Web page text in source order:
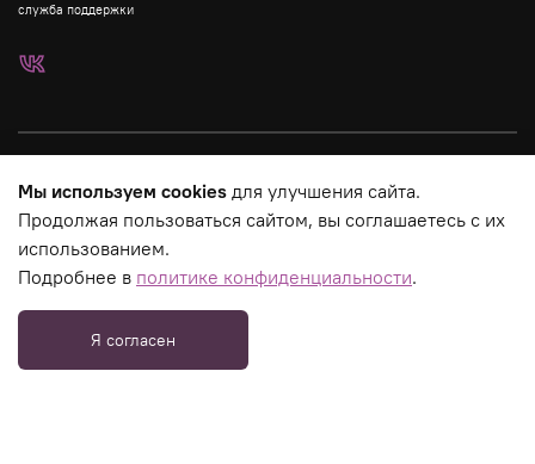
Страницы магазина
Юридическая информация
служба поддержки
Мы используем cookies для улучшения сайта.
Продолжая пользоваться сайтом, вы соглашаетесь с их
использованием.
Подробнее в политике конфиденциальности.
Я согласен